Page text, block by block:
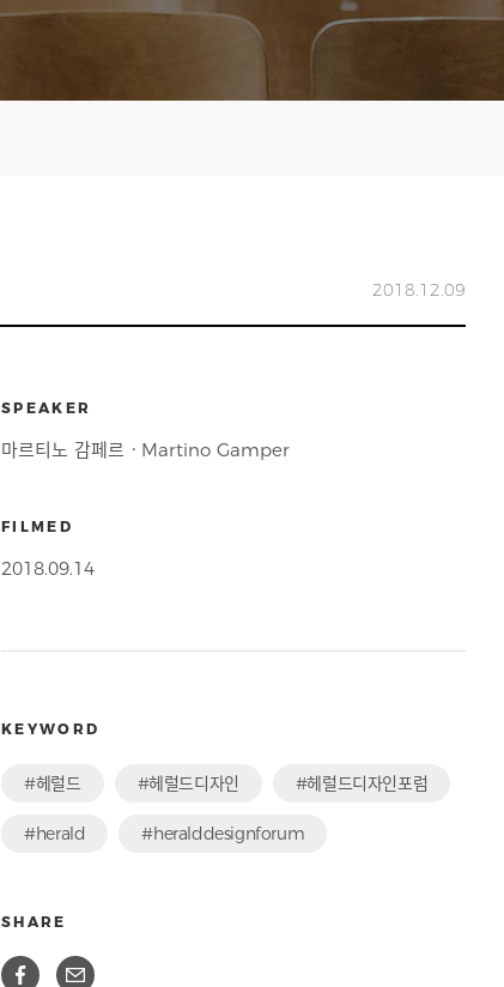
2018.12.09
SPEAKER
마르티노 감페르ㆍMartino Gamper
FILMED
2018.09.14
KEYWORD
#헤럴드 #헤럴드디자인 #헤럴드디자인포럼
#herald #heralddesignforum
SHARE